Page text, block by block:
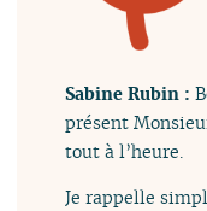
Sabine Rubin :
présent
tout à l’heure.
Je rappelle